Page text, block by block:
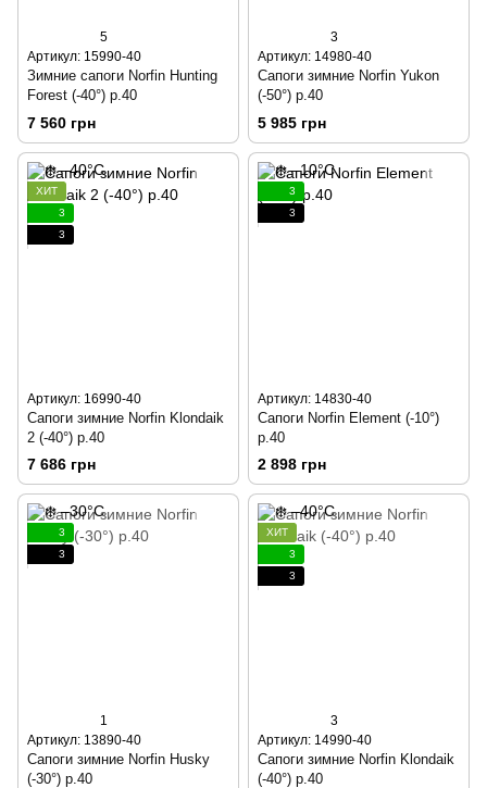
5
Артикул: 15990-40
Зимние сапоги Norfin Hunting
Forest (-40°) р.40
7 560 грн
3
Артикул: 14980-40
Сапоги зимние Norfin Yukon
(-50°) р.40
5 985 грн
ХИТ
3
3
Артикул: 16990-40
Сапоги зимние Norfin Klondaik
2 (-40°) р.40
7 686 грн
3
3
Артикул: 14830-40
Сапоги Norfin Element (-10°)
р.40
2 898 грн
3
3
1
Артикул: 13890-40
Сапоги зимние Norfin Husky
(-30°) р.40
ХИТ
3
3
3
Артикул: 14990-40
Сапоги зимние Norfin Klondaik
(-40°) р.40